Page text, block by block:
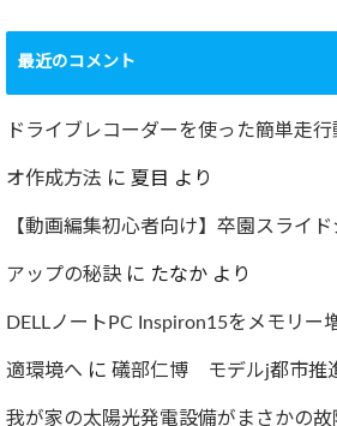
要再検査となって
しまった…
2022.07.30
最近のコメント
ドライブレコーダーを使った簡単走
オ作成方法 に 夏目 より
【動画編集初心者向け】卒園スライ
アップの秘訣に たなか より
DELLノートPC Inspiron15をメモリー
適環境へ に 礒部仁博 モデルj都市推
我が家の太陽光発電設備がまさかの